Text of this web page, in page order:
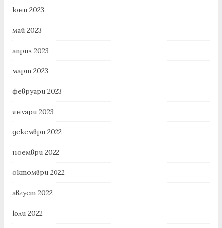
юни 2023
май 2023
април 2023
март 2023
февруари 2023
януари 2023
декември 2022
ноември 2022
октомври 2022
август 2022
юли 2022